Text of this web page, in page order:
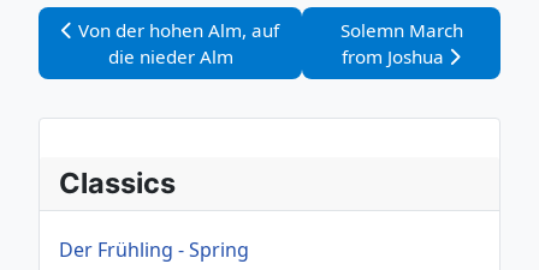
Vorheriger Beitrag: Von der hohen Alm, auf die nieder
Von der hohen Alm, auf
die nieder Alm
Nächster Beitrag:
Solemn March
from Joshua
Classics
Der Frühling - Spring